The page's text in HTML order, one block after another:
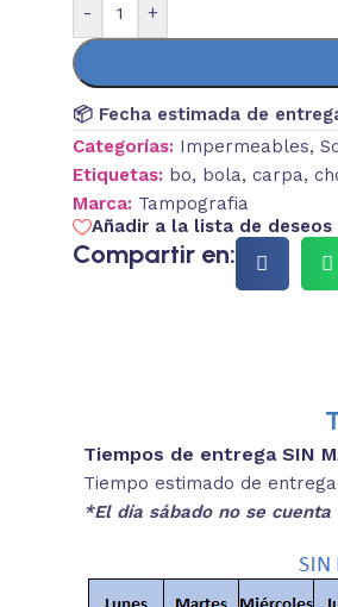
- +
📦 Fecha estimada de
Categorías: Impermeables,
Etiquetas: bo, bola, carpa,
Marca: Tampografia
Añadir a la lista de deseos
Compartir en:
Descripciones
Tiempos de entrega SIN
Tiempo estimado de
*El día sábado no se